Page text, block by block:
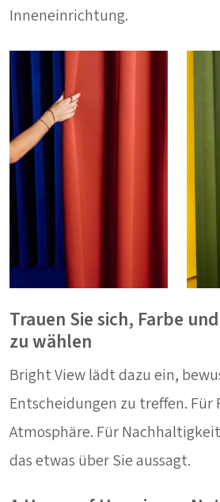
Inneneinrichtung.
Trauen Sie sich, Farbe
zu wählen
Bright View lädt dazu ein,
Entscheidungen zu treffen. Für
Atmosphäre. Für
das etwas über Sie aussagt.